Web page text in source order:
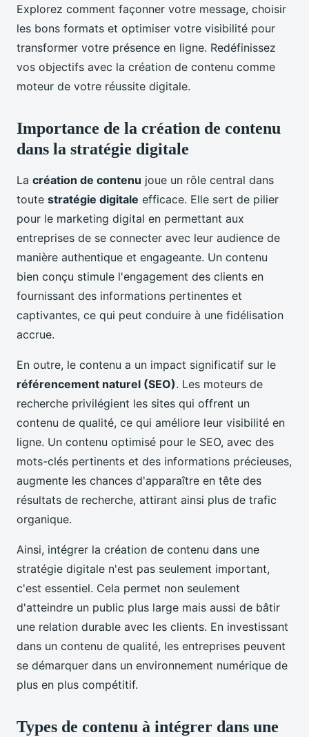
Explorez comment façonner votre message, choisir
les bons formats et optimiser votre visibilité pour
transformer votre présence en ligne. Redéfinissez
vos objectifs avec la création de contenu comme
moteur de votre réussite digitale.
Importance de la création de contenu
dans la stratégie digitale
La création de contenu joue un rôle central dans
toute stratégie digitale efficace. Elle sert de pilier
pour le marketing digital en permettant aux
entreprises de se connecter avec leur audience de
manière authentique et engageante. Un contenu
bien conçu stimule l'engagement des clients en
fournissant des informations pertinentes et
captivantes, ce qui peut conduire à une fidélisation
accrue.
En outre, le contenu a un impact significatif sur le
référencement naturel (SEO). Les moteurs de
recherche privilégient les sites qui offrent un
contenu de qualité, ce qui améliore leur visibilité en
ligne. Un contenu optimisé pour le SEO, avec des
mots-clés pertinents et des informations précieuses,
augmente les chances d'apparaître en tête des
résultats de recherche, attirant ainsi plus de trafic
organique.
Ainsi, intégrer la création de contenu dans une
stratégie digitale n'est pas seulement important,
c'est essentiel. Cela permet non seulement
d'atteindre un public plus large mais aussi de bâtir
une relation durable avec les clients. En investissant
dans un contenu de qualité, les entreprises peuvent
se démarquer dans un environnement numérique de
plus en plus compétitif.
Types de contenu à intégrer dans une